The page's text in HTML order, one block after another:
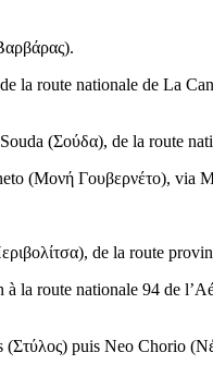
).
la route nationale de La
(Σούδα), de la route
(Μονή Γουβερνέτο), via
), de la route
la route nationale 94 de
(Στύλος) puis Neo Chorio (